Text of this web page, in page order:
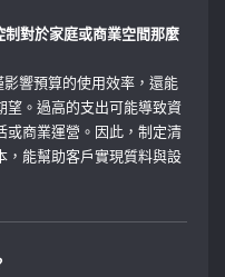
對於家庭或商業空間那麼
響預算的使用效率，還能
望。過高的支出可能導致資
或商業運營。因此，制定清
，能幫助客戶實現質料與設